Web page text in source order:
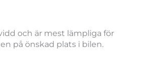
och är mest lämpliga för
på önskad plats i bilen.